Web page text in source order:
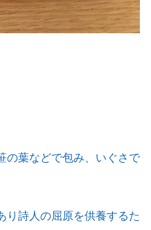
の葉などで包み、いぐさで
り詩人の屈原を供養するた